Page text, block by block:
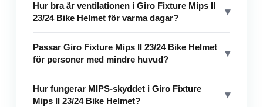
Hur bra är ventilationen i Giro Fixture Mips II
23/24 Bike Helmet för varma dagar?
▾
Passar Giro Fixture Mips II 23/24 Bike Helmet
för personer med mindre huvud?
▾
Hur fungerar MIPS-skyddet i Giro Fixture
Mips II 23/24 Bike Helmet?
▾